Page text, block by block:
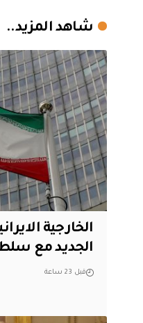
شاهد المزيد..
الخارجية
الجديد مع
قبل 23 ساعة